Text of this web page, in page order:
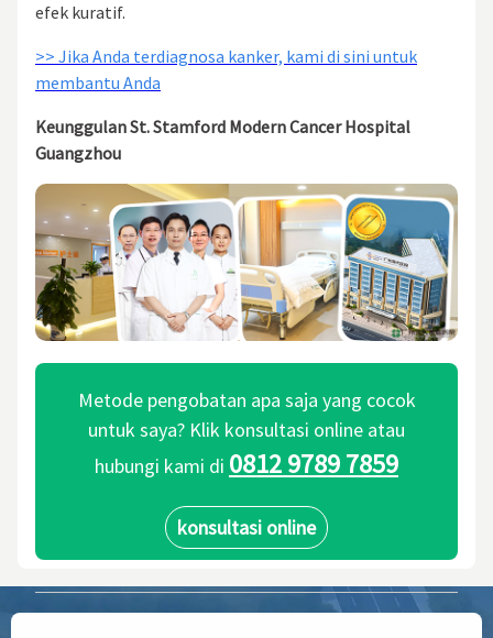
efek kuratif.
>> Jika Anda terdiagnosa kanker, kami di sini untuk
membantu Anda
Keunggulan St. Stamford Modern Cancer Hospital
Guangzhou
Metode pengobatan apa saja yang cocok
untuk saya? Klik konsultasi online atau
hubungi kami di 0812 9789 7859
konsultasi online